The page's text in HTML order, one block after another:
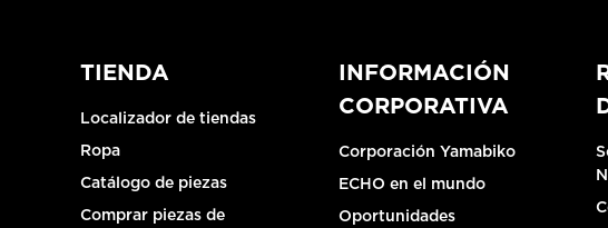
TIENDA
Localizador de tiendas
Ropa
Catálogo de piezas
Comprar piezas de
INFORMACIÓN
CORPORATIVA
Corporación Yamabiko
ECHO en el mundo
Oportunidades